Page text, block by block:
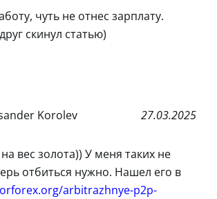
чуть не отнес зарплату.
скинул статью)
Korolev 27.03.2025
вес золота)) У меня таких не
отбиться нужно. Нашел его в
arbitrazhnye-p2p-